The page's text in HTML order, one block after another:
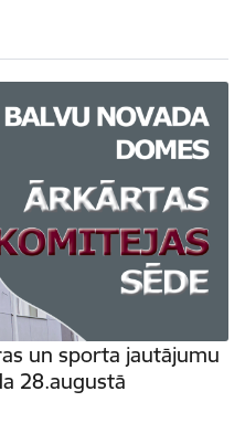
un sporta jautājumu
28.augustā